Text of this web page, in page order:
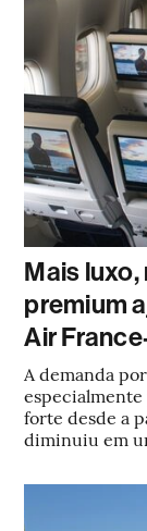
Mais
premium
Air
A demanda
forte desde a
diminuiu em